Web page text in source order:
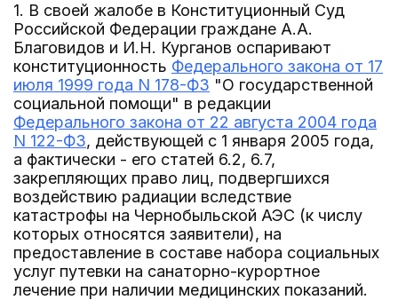
1. В своей жалобе в Конституционный Суд
Российской Федерации граждане А.А.
Благовидов и И.Н. Курганов оспаривают
конституционность Федерального закона от 17
июля 1999 года N 178-ФЗ "О государственной
социальной помощи" в редакции
Федерального закона от 22 августа 2004 года
N 122-ФЗ, действующей с 1 января 2005 года,
а фактически - его статей 6.2, 6.7,
закрепляющих право лиц, подвергшихся
воздействию радиации вследствие
катастрофы на Чернобыльской АЭС (к числу
которых относятся заявители), на
предоставление в составе набора социальных
услуг путевки на санаторно-курортное
лечение при наличии медицинских показаний.